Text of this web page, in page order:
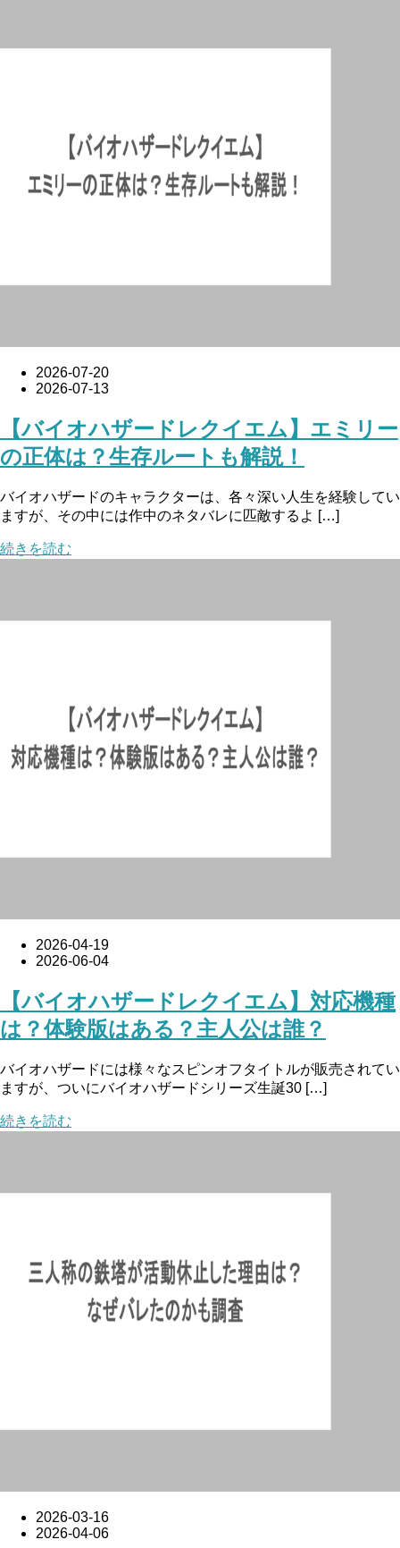
2026-07-20
2026-07-13
【バイオハザードレクイエム】エミリー
の正体は？生存ルートも解説！
バイオハザードのキャラクターは、各々深い人生を経験してい
ますが、その中には作中のネタバレに匹敵するよ […]
続きを読む
2026-04-19
2026-06-04
【バイオハザードレクイエム】対応機種
は？体験版はある？主人公は誰？
バイオハザードには様々なスピンオフタイトルが販売されてい
ますが、ついにバイオハザードシリーズ生誕30 […]
続きを読む
2026-03-16
2026-04-06